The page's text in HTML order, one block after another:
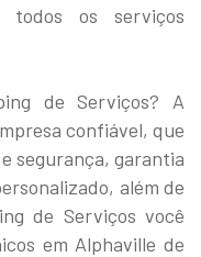
todos os serviços
de Serviços? A
confiável, que
segurança, garantia
além de
de Serviços você
em Alphaville de